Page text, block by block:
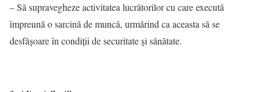
– Să supravegheze activitatea lucrătorilor cu care execută
împreună o sarcină de muncă, urmărind ca aceasta să se
desfăşoare în condiţii de securitate şi sănătate.